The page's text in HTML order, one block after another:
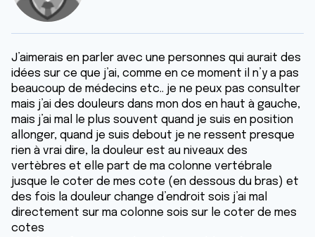
J’aimerais en parler avec une personnes qui aurait des
idées sur ce que j’ai, comme en ce moment il n’y a pas
beaucoup de médecins etc.. je ne peux pas consulter
mais j’ai des douleurs dans mon dos en haut à gauche,
mais j’ai mal le plus souvent quand je suis en position
allonger, quand je suis debout je ne ressent presque
rien à vrai dire, la douleur est au niveaux des
vertèbres et elle part de ma colonne vertébrale
jusque le coter de mes cote (en dessous du bras) et
des fois la douleur change d’endroit sois j’ai mal
directement sur ma colonne sois sur le coter de mes
cotes